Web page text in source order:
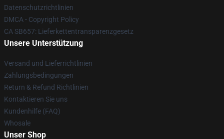
Datenschutzrichtlinien
DMCA - Copyright Policy
CA SB657: Lieferkettentransparenzgesetz
Unsere Unterstützung
Versand und Lieferrichtlinien
Zahlungsbedingungen
Return & Refund Richtlinien
Kontaktieren Sie uns
Kundenhilfe (FAQ)
Whosale
Unser Shop